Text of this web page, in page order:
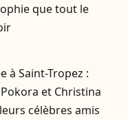
que tout le
à Saint-Tropez :
et Christina
célèbres amis